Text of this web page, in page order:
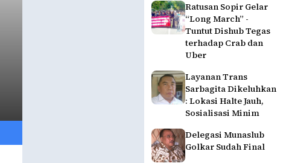
Ratusan Sopir Gelar
“Long March” -
Tuntut Dishub Tegas
terhadap Crab dan
Uber
Layanan Trans
Sarbagita Dikeluhkan
: Lokasi Halte Jauh,
Sosialisasi Minim
Delegasi Munaslub
Golkar Sudah Final